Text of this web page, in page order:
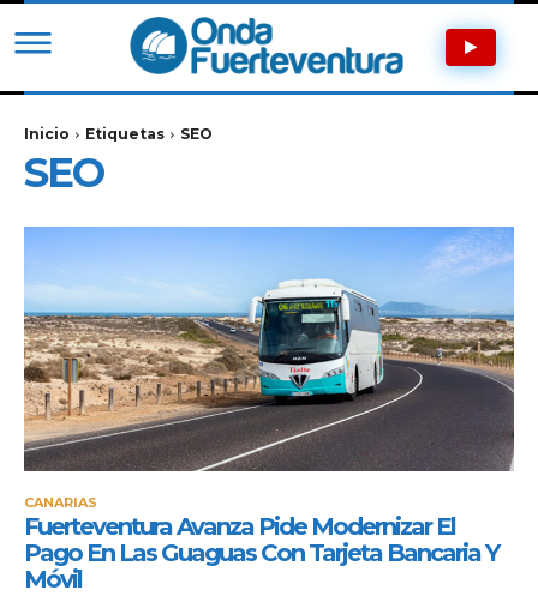
Inicio Etiquetas SEO
SEO
CANARIAS
Fuerteventura Avanza Pide Modernizar El
Pago En Las Guaguas Con Tarjeta Bancaria Y
Móvil